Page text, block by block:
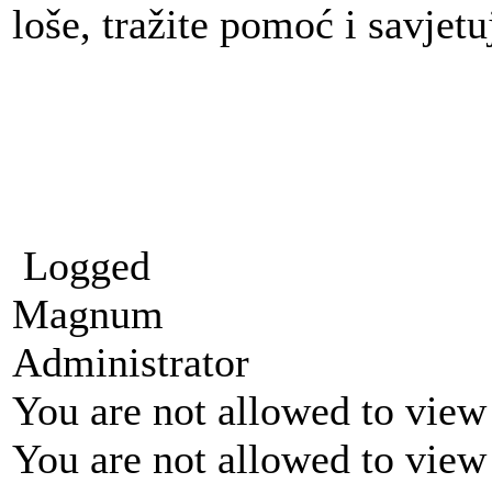
loše, tražite pomoć i
Logged
Magnum
Administrator
You are not allowed to
You are not allowed to